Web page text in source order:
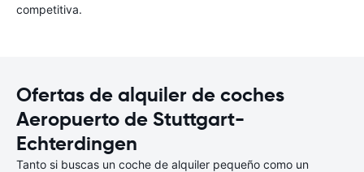
competitiva.
Ofertas de alquiler de coches
Aeropuerto de Stuttgart-
Echterdingen
Tanto si buscas un coche de alquiler pequeño como un